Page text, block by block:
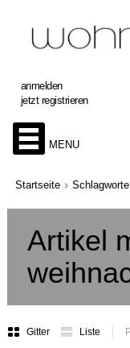
anmelden
jetzt registrieren
MENU
Startseite Schlagworte
Artikel
Gitter Liste